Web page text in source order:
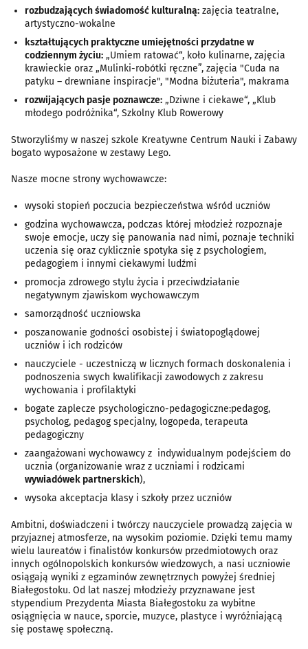
rozbudzających świadomość kulturalną: zajęcia teatralne,
artystyczno-wokalne
kształtujących praktyczne umiejętności przydatne w
codziennym życiu: „Umiem ratować“, koło kulinarne, zajęcia
krawieckie oraz „Mulinki-robótki ręczne”, zajęcia "Cuda na
patyku – drewniane inspiracje", "Modna biżuteria", makrama
rozwijających pasje poznawcze: „Dziwne i ciekawe“, „Klub
młodego podróżnika“, Szkolny Klub Rowerowy
Stworzyliśmy w naszej szkole Kreatywne Centrum Nauki i Zabawy
bogato wyposażone w zestawy Lego.
Nasze mocne strony wychowawcze:
wysoki stopień poczucia bezpieczeństwa wśród uczniów
godzina wychowawcza, podczas której młodzież rozpoznaje
swoje emocje, uczy się panowania nad nimi, poznaje techniki
uczenia się oraz cyklicznie spotyka się z psychologiem,
pedagogiem i innymi ciekawymi ludźmi
promocja zdrowego stylu życia i przeciwdziałanie
negatywnym zjawiskom wychowawczym
samorządność uczniowska
poszanowanie godności osobistej i światopoglądowej
uczniów i ich rodziców
nauczyciele - uczestniczą w licznych formach doskonalenia i
podnoszenia swych kwalifikacji zawodowych z zakresu
wychowania i profilaktyki
bogate zaplecze psychologiczno-pedagogiczne:pedagog,
psycholog, pedagog specjalny, logopeda, terapeuta
pedagogiczny
zaangażowani wychowawcy z indywidualnym podejściem do
ucznia (organizowanie wraz z uczniami i rodzicami
wywiadówek partnerskich),
wysoka akceptacja klasy i szkoły przez uczniów
Ambitni, doświadczeni i twórczy nauczyciele prowadzą zajęcia w
przyjaznej atmosferze, na wysokim poziomie. Dzięki temu mamy
wielu laureatów i finalistów konkursów przedmiotowych oraz
innych ogólnopolskich konkursów wiedzowych, a nasi uczniowie
osiągają wyniki z egzaminów zewnętrznych powyżej średniej
Białegostoku. Od lat naszej młodzieży przyznawane jest
stypendium Prezydenta Miasta Białegostoku za wybitne
osiągnięcia w nauce, sporcie, muzyce, plastyce i wyróżniającą
się postawę społeczną.